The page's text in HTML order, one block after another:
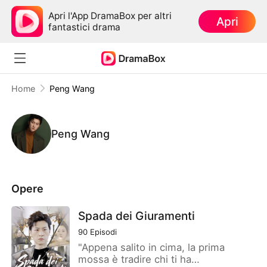
Apri l'App DramaBox per altri
fantastici drama
Apri
Home Peng Wang
Peng Wang
Opere
Spada dei Giuramenti
90 Episodi
"Appena salito in cima, la prima
mossa è tradire chi ti ha